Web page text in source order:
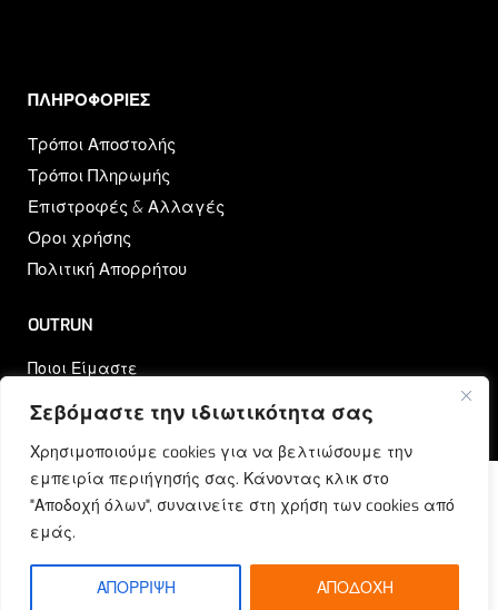
Σεβόμαστε την ιδιωτικότητα σας
Χρησιμοποιούμε cookies για να βελτιώσουμε την
εμπειρία περιήγησής σας. Κάνοντας κλικ στο
"Αποδοχή όλων", συναινείτε στη χρήση των cookies από
εμάς.
ΑΠΟΡΡΙΨΗ ΑΠΟΔΟΧΗ
ΠΛΗΡΟΦΟΡΙΕΣ​
Τρόποι Αποστολής
Τρόποι Πληρωμής
Επιστροφές & Αλλαγές
Όροι χρήσης
Πολιτική Απορρήτου
OUTRUN
Ποιοι Είμαστε
Blog
© Outrun 2023. All rights reserved | Produced by
ETOUCH